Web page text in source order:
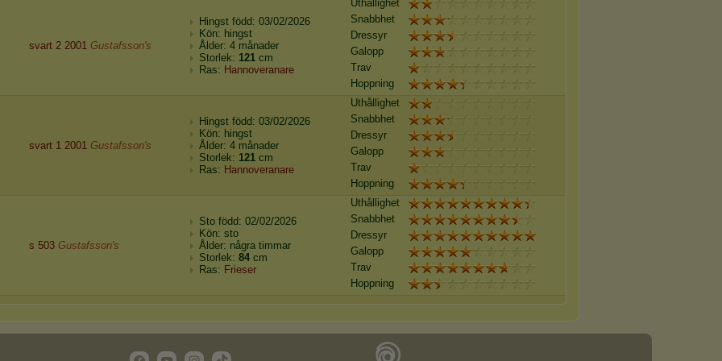
svart 2 2001 Gustafsson's
Hingst född: 03/02/2026
Kön: hingst
Ålder: 4 månader
Storlek: 121 cm
Ras: Hannoveranare
Uthållighet
Snabbhet
Dressyr
Galopp
Trav
Hoppning
svart 1 2001 Gustafsson's
Hingst född: 03/02/2026
Kön: hingst
Ålder: 4 månader
Storlek: 121 cm
Ras: Hannoveranare
Uthållighet
Snabbhet
Dressyr
Galopp
Trav
Hoppning
s 503 Gustafsson's
Sto född: 02/02/2026
Kön: sto
Ålder: några timmar
Storlek: 84 cm
Ras: Frieser
Uthållighet
Snabbhet
Dressyr
Galopp
Trav
Hoppning